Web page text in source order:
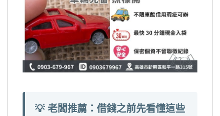
💡 老闆推薦：借錢之前先看懂這些